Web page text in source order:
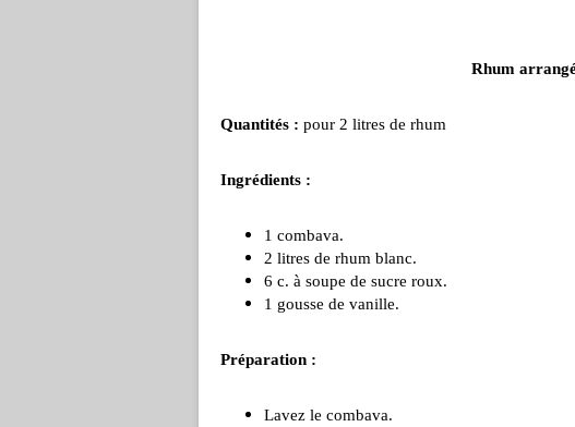
Rhum
Quantités : pour 2 litres de rhum
Ingrédients :
1 combava.
2 litres de rhum blanc.
6 c. à soupe de sucre roux.
1 gousse de vanille.
Préparation :
Lavez le combava.